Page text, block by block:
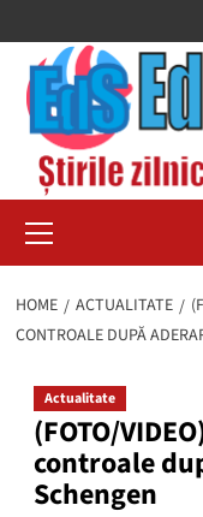
to
content
Menu
HOME ACTUALITATE
CONTROALE DUPĂ
Actualitate
(FOTO/
controale
Schengen